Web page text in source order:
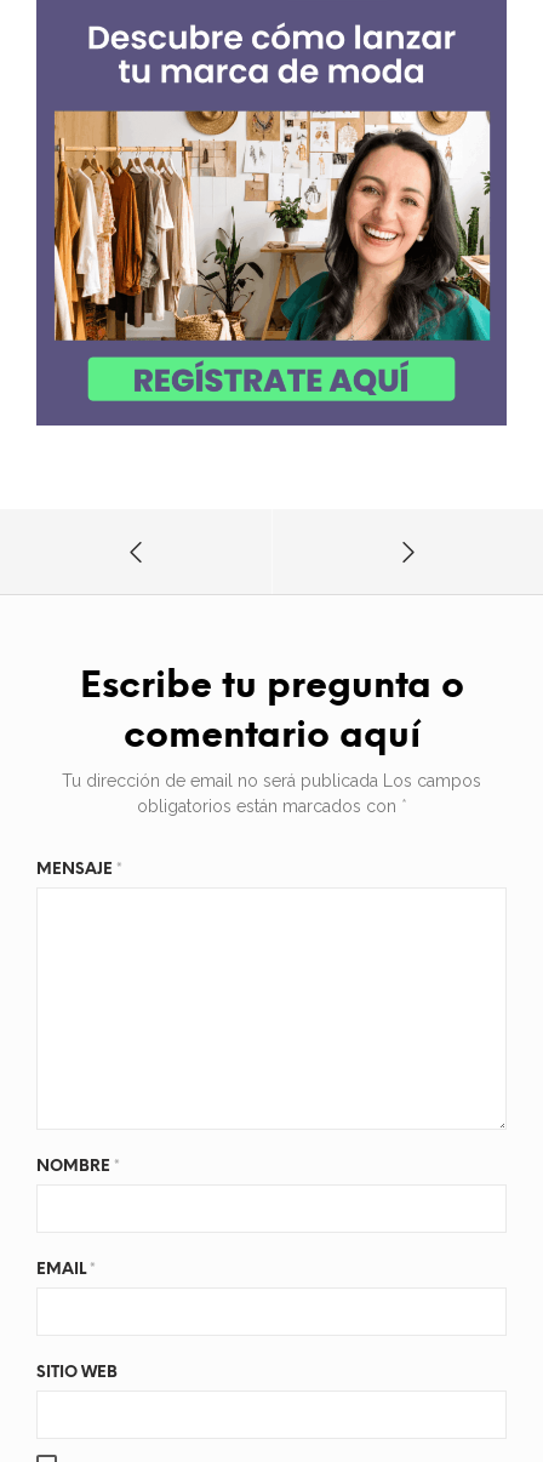
Escribe tu pregunta o
comentario aquí
Tu dirección de email no será publicada
Los campos
obligatorios están marcados con *
MENSAJE *
NOMBRE *
EMAIL *
SITIO WEB